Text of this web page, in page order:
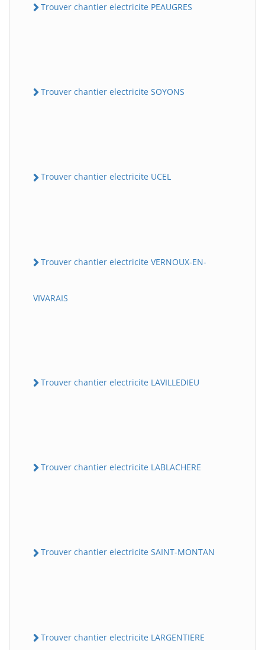
Trouver chantier electricite PEAUGRES
Trouver chantier electricite SOYONS
Trouver chantier electricite UCEL
Trouver chantier electricite VERNOUX-EN-
VIVARAIS
Trouver chantier electricite LAVILLEDIEU
Trouver chantier electricite LABLACHERE
Trouver chantier electricite SAINT-MONTAN
Trouver chantier electricite LARGENTIERE